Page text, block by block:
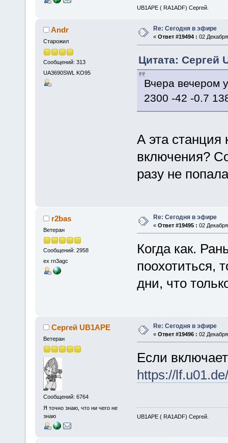
UB1APE ( RA1ADF) Сергей.
Andr
Старожил
Сообщений: 313
UA3690SWL KO95
Re: Сегодня в эфире
« Ответ #19494 : 02
Цитата: Сергей
Вчера вечером
2300 -42 -0.7
А эта
включения?
разу не
r2bas
Ветеран
Сообщений: 2958
ex rn3agc
Re: Сегодня в эфире
« Ответ #19495 : 02
Когда как.
поохотиться,
дни, что
Сергей UB1APE
Ветеран
Сообщений: 6764
Я точно знаю, что ни чего не
знаю
Re: Сегодня в эфире
« Ответ #19496 : 02
Если
https://lf.u01.de/
UB1APE ( RA1ADF) Сергей.